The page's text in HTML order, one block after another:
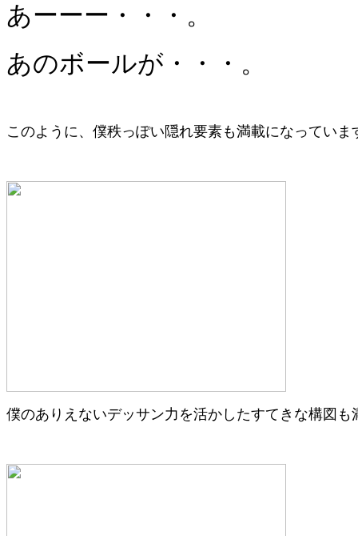
あーーー・・・。
あのボールが・・・。
このように、僕秩っぽい隠れ要素も満載になっていま
僕のありえないデッサン力を活かしたすてきな構図も